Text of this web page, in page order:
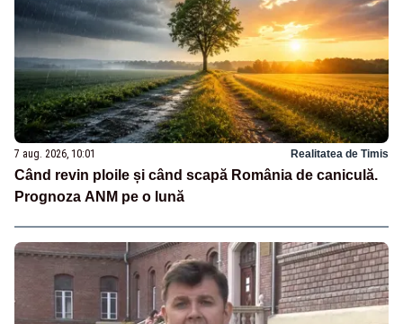
7 aug. 2026, 10:01 Realitatea de Timis
Când revin ploile și când scapă România de caniculă.
Prognoza ANM pe o lună